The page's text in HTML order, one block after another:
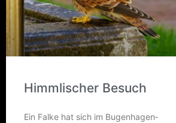
Himm­li­scher Besuch
Ein Fal­ke hat sich im Bug­en­ha­gen­